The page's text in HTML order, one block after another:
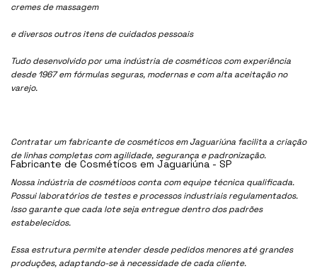
cremes de massagem
e diversos outros itens de cuidados pessoais
Tudo desenvolvido por uma indústria de cosméticos com experiência
desde 1967 em fórmulas seguras, modernas e com alta aceitação no
varejo.
Contratar um fabricante de cosméticos em Jaguariúna facilita a criação
de linhas completas com agilidade, segurança e padronização.
Nossa indústria de cosmétioos conta com equipe técnica qualificada.
Possui laboratórios de testes e processos industriais regulamentados.
Isso garante que cada lote seja entregue dentro dos padrões
estabelecidos.
Essa estrutura permite atender desde pedidos menores até grandes
produções, adaptando-se à necessidade de cada cliente.
Fabricante de Cosméticos em Jaguariúna - SP